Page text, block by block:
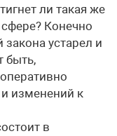
ли такая же
Конечно
устарел и
быть,
изменений к
в